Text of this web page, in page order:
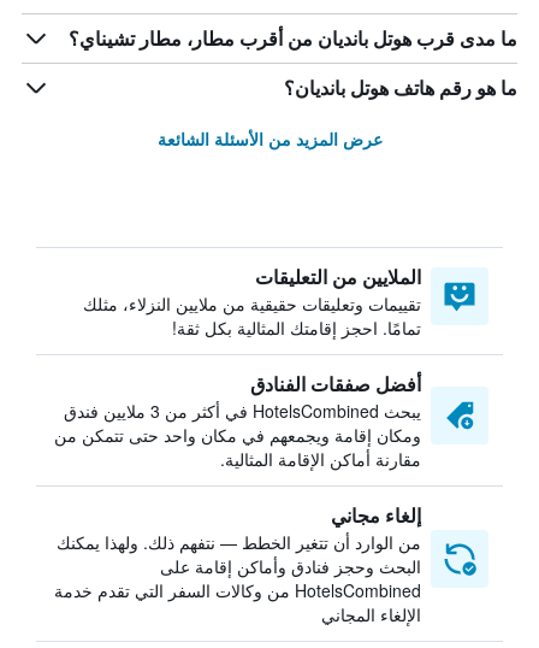
ما مدى قرب هوتل بانديان من أقرب مطار، مطار تشيناي؟
ما هو رقم هاتف هوتل بانديان؟
عرض المزيد من الأسئلة الشائعة
الملايين من التعليقات
تقييمات وتعليقات حقيقية من ملايين النزلاء، مثلك
تمامًا. احجز إقامتك المثالية بكل ثقة!
أفضل صفقات الفنادق
يبحث HotelsCombined في أكثر من 3 ملايين فندق
ومكان إقامة ويجمعهم في مكان واحد حتى تتمكن من
مقارنة أماكن الإقامة المثالية.
إلغاء مجاني
من الوارد أن تتغير الخطط — نتفهم ذلك. ولهذا يمكنك
البحث وحجز فنادق وأماكن إقامة على
HotelsCombined من وكالات السفر التي تقدم خدمة
الإلغاء المجاني